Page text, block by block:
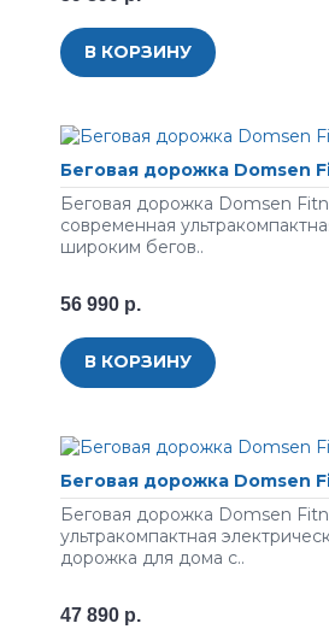
В КОРЗИНУ
Беговая дорожка Domsen
Беговая дорожка Domsen
современная
широким бегов..
56 990 р.
В КОРЗИНУ
Беговая дорожка Domsen
Беговая дорожка Domsen
ультракомпактная
дорожка для дома с..
47 890 р.